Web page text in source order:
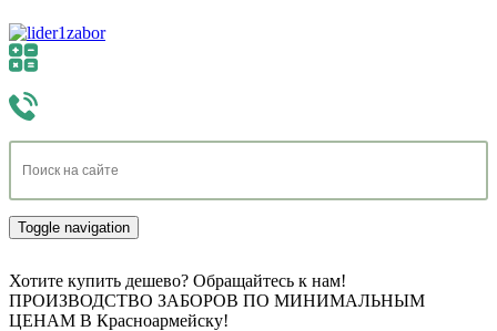
Toggle navigation
Хотите купить дешево? Обращайтесь к нам!
ПРОИЗВОДСТВО ЗАБОРОВ ПО МИНИМАЛЬНЫМ
ЦЕНАМ В Красноармейску!